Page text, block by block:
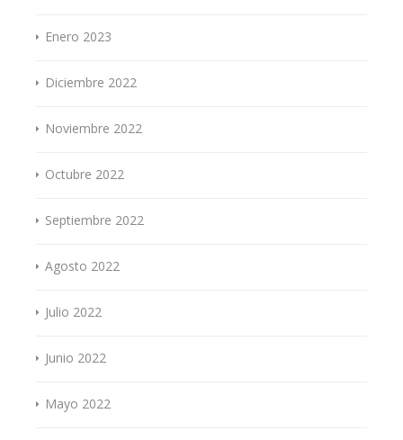
Enero 2023
Diciembre 2022
Noviembre 2022
Octubre 2022
Septiembre 2022
Agosto 2022
Julio 2022
Junio 2022
Mayo 2022